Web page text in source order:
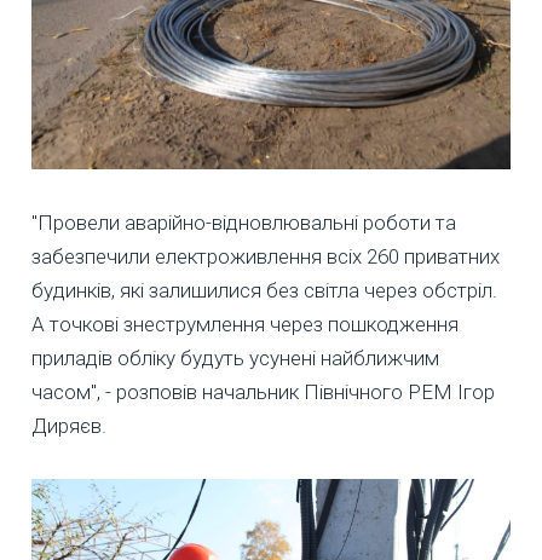
"Провели аварійно-відновлювальні роботи та
забезпечили електроживлення всіх 260 приватних
будинків, які залишилися без світла через обстріл.
А точкові знеструмлення через пошкодження
приладів обліку будуть усунені найближчим
часом", - розповів начальник Північного РЕМ Ігор
Диряєв.